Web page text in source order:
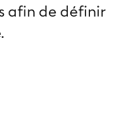
afin de définir